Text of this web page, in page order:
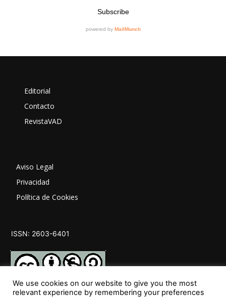
Editorial
Contacto
RevistaVAD
Aviso Legal
Privacidad
Política de Cookies
ISSN: 2603-6401
We use cookies on our website to give you the most
relevant experience by remembering your preferences